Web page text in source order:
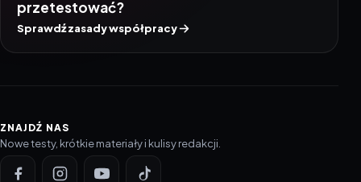
przetestować?
Sprawdź zasady współpracy
ZNAJDŹ NAS
Nowe testy, krótkie materiały i kulisy redakcji.